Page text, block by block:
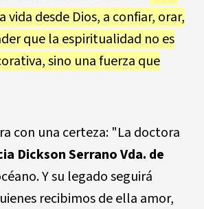
vida desde Dios, a confiar, orar,
que la espiritualidad no es
sino una fuerza que
con una certeza: "La doctora
Dickson Serrano Vda. de
Y su legado seguirá
recibimos de ella amor,